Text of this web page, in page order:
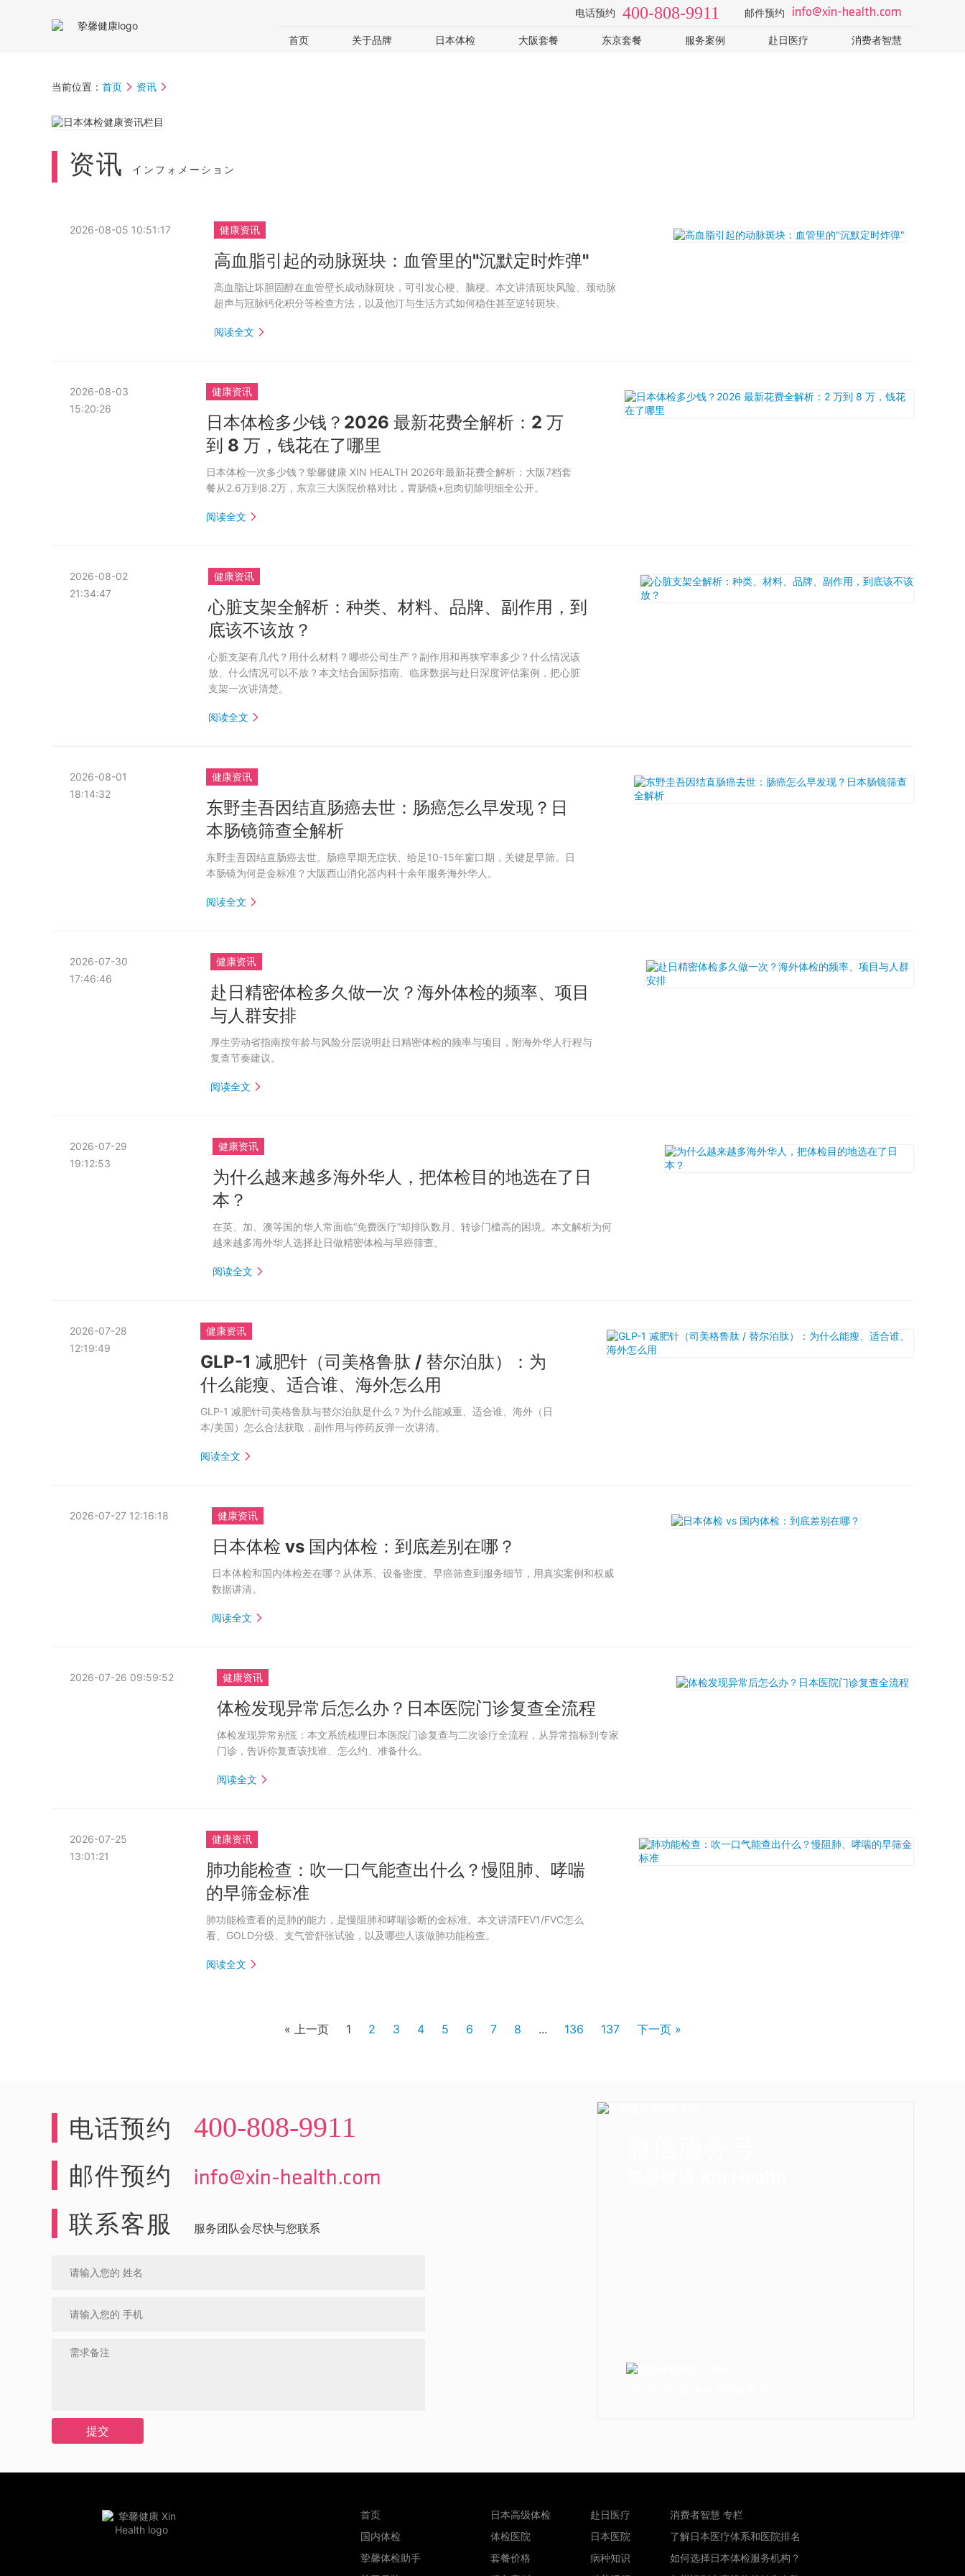
电话预约 400-808-9911 邮件预约 info@xin-health.com
首页
关于品牌
日本体检
大阪套餐
东京套餐
服务案例
赴日医疗
消费者智慧
当前位置： 首页 资讯
资讯 インフォメーション
2026-08-05 10:51:17 健康资讯
高血脂引起的动脉斑块：血管里的"沉默定时炸弹"
高血脂让坏胆固醇在血管壁长成动脉斑块，可引发心梗、脑梗。本文讲清斑块风险、颈动脉
超声与冠脉钙化积分等检查方法，以及他汀与生活方式如何稳住甚至逆转斑块。
阅读全文
2026-08-03
15:20:26
健康资讯
日本体检多少钱？2026 最新花费全解析：2 万
到 8 万，钱花在了哪里
日本体检一次多少钱？挚馨健康 XIN HEALTH 2026年最新花费全解析：大阪7档套
餐从2.6万到8.2万，东京三大医院价格对比，胃肠镜+息肉切除明细全公开。
阅读全文
2026-08-02
21:34:47
健康资讯
心脏支架全解析：种类、材料、品牌、副作用，到
底该不该放？
心脏支架有几代？用什么材料？哪些公司生产？副作用和再狭窄率多少？什么情况该
放、什么情况可以不放？本文结合国际指南、临床数据与赴日深度评估案例，把心脏
支架一次讲清楚。
阅读全文
2026-08-01
18:14:32
健康资讯
东野圭吾因结直肠癌去世：肠癌怎么早发现？日
本肠镜筛查全解析
东野圭吾因结直肠癌去世。肠癌早期无症状、给足10-15年窗口期，关键是早筛。日
本肠镜为何是金标准？大阪西山消化器内科十余年服务海外华人。
阅读全文
2026-07-30
17:46:46
健康资讯
赴日精密体检多久做一次？海外体检的频率、项目
与人群安排
厚生劳动省指南按年龄与风险分层说明赴日精密体检的频率与项目，附海外华人行程与
复查节奏建议。
阅读全文
2026-07-29
19:12:53
健康资讯
为什么越来越多海外华人，把体检目的地选在了日
本？
在英、加、澳等国的华人常面临“免费医疗”却排队数月、转诊门槛高的困境。本文解析为何
越来越多海外华人选择赴日做精密体检与早癌筛查。
阅读全文
2026-07-28
12:19:49
健康资讯
GLP-1 减肥针（司美格鲁肽 / 替尔泊肽）：为
什么能瘦、适合谁、海外怎么用
GLP-1 减肥针司美格鲁肽与替尔泊肽是什么？为什么能减重、适合谁、海外（日
本/美国）怎么合法获取，副作用与停药反弹一次讲清。
阅读全文
2026-07-27 12:16:18 健康资讯
日本体检 vs 国内体检：到底差别在哪？
日本体检和国内体检差在哪？从体系、设备密度、早癌筛查到服务细节，用真实案例和权威
数据讲清。
阅读全文
2026-07-26 09:59:52 健康资讯
体检发现异常后怎么办？日本医院门诊复查全流程
体检发现异常别慌：本文系统梳理日本医院门诊复查与二次诊疗全流程，从异常指标到专家
门诊，告诉你复查该找谁、怎么约、准备什么。
阅读全文
2026-07-25
13:01:21
健康资讯
肺功能检查：吹一口气能查出什么？慢阻肺、哮喘
的早筛金标准
肺功能检查看的是肺的能力，是慢阻肺和哮喘诊断的金标准。本文讲清FEV1/FVC怎么
看、GOLD分级、支气管舒张试验，以及哪些人该做肺功能检查。
阅读全文
« 上一页 1 2 3 4 5 6 7 8 ... 136 137 下一页 »
电话预约 400-808-9911
邮件预约 info@xin-health.com
联系客服 服务团队会尽快与您联系
首页
国内体检
挚馨体检助手
日本高级体检
体检医院
套餐价格
赴日医疗
日本医院
病种知识
消费者智慧 专栏
了解日本医疗体系和医院排名
如何选择日本体检服务机构？